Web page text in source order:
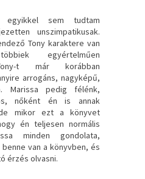
sem tudtam
unszimpatikusak.
Tony karaktere van
egyértelműen
t már korábban
arrogáns, nagyképű,
Marissa pedig félénk,
nőként én is annak
mikor ezt a könyvet
én teljesen normális
minden gondolata,
van a könyvben, és
érzés olvasni.